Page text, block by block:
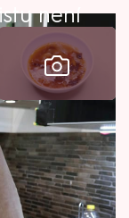
není
Romana
a Václava